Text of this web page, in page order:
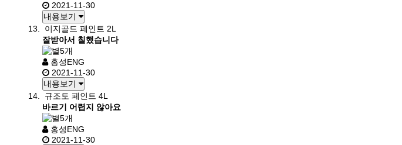
2021-11-30
내용보기
이지골드 페인트 2L
잘받아서 칠했습니다
홍성ENG
2021-11-30
내용보기
규조토 페인트 4L
바르기 어렵지 않아요
홍성ENG
2021-11-30